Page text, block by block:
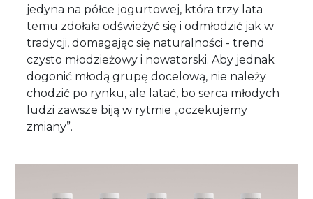
jedyna na półce jogurtowej, która trzy lata
temu zdołała odświeżyć się i odmłodzić jak w
tradycji, domagając się naturalności - trend
czysto młodzieżowy i nowatorski. Aby jednak
dogonić młodą grupę docelową, nie należy
chodzić po rynku, ale latać, bo serca młodych
ludzi zawsze biją w rytmie „oczekujemy
zmiany”.